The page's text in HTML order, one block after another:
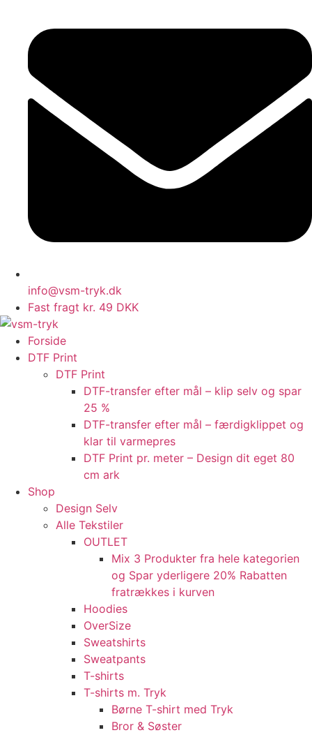
info@vsm-tryk.dk
Fast fragt kr. 49 DKK
Forside
DTF Print
DTF Print
DTF-transfer efter mål – klip selv og spar
25 %
DTF-transfer efter mål – færdigklippet og
klar til varmepres
DTF Print pr. meter – Design dit eget 80
cm ark
Shop
Design Selv
Alle Tekstiler
OUTLET
Mix 3 Produkter fra hele kategorien
og Spar yderligere 20% Rabatten
fratrækkes i kurven
Hoodies
OverSize
Sweatshirts
Sweatpants
T-shirts
T-shirts m. Tryk
Børne T-shirt med Tryk
Bror & Søster